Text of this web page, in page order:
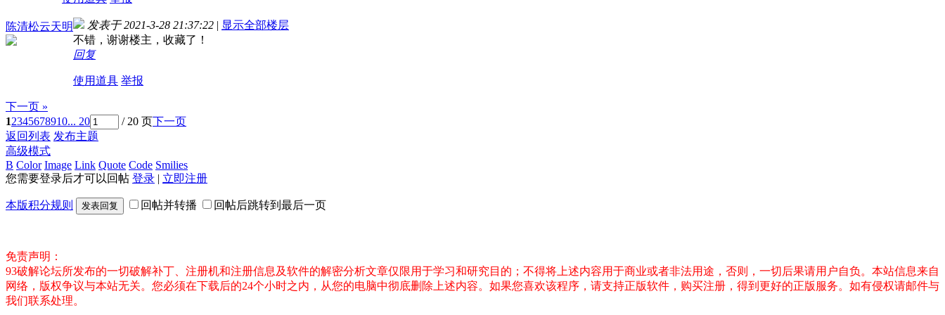
陈清松云天明 发表于 2021-3-28 21:37:22 | 显示全部楼层
不错，谢谢楼主，收藏了！
回复
使用道具 举报
下一页 »
12345678910... 20 / 20 页下一页
返回列表 发布主题
高级模式
B Color Image Link Quote Code Smilies
您需要登录后才可以回帖 登录 | 立即注册
本版积分规则 发表回复 回帖并转播 回帖后跳转到最后一页
免责声明：
93破解论坛所发布的一切破解补丁、注册机和注册信息及软件的解密分析文章仅限用于学习和研究目的；不得将上述内容用于商业或者非法用途，否则，一切后果请用户自负。本站信息来自
网络，版权争议与本站无关。您必须在下载后的24个小时之内，从您的电脑中彻底删除上述内容。如果您喜欢该程序，请支持正版软件，购买注册，得到更好的正版服务。如有侵权请邮件与
我们联系处理。